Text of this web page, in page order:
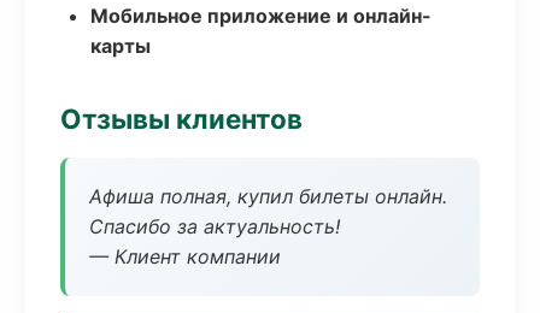
Мобильное приложение и онлайн-
карты
Отзывы клиентов
Афиша полная, купил билеты онлайн.
Спасибо за актуальность!
— Клиент компании